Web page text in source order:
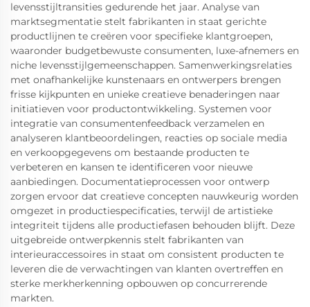
levensstijltransities gedurende het jaar. Analyse van
marktsegmentatie stelt fabrikanten in staat gerichte
productlijnen te creëren voor specifieke klantgroepen,
waaronder budgetbewuste consumenten, luxe-afnemers en
niche levensstijlgemeenschappen. Samenwerkingsrelaties
met onafhankelijke kunstenaars en ontwerpers brengen
frisse kijkpunten en unieke creatieve benaderingen naar
initiatieven voor productontwikkeling. Systemen voor
integratie van consumentenfeedback verzamelen en
analyseren klantbeoordelingen, reacties op sociale media
en verkoopgegevens om bestaande producten te
verbeteren en kansen te identificeren voor nieuwe
aanbiedingen. Documentatieprocessen voor ontwerp
zorgen ervoor dat creatieve concepten nauwkeurig worden
omgezet in productiespecificaties, terwijl de artistieke
integriteit tijdens alle productiefasen behouden blijft. Deze
uitgebreide ontwerpkennis stelt fabrikanten van
interieuraccessoires in staat om consistent producten te
leveren die de verwachtingen van klanten overtreffen en
sterke merkherkenning opbouwen op concurrerende
markten.